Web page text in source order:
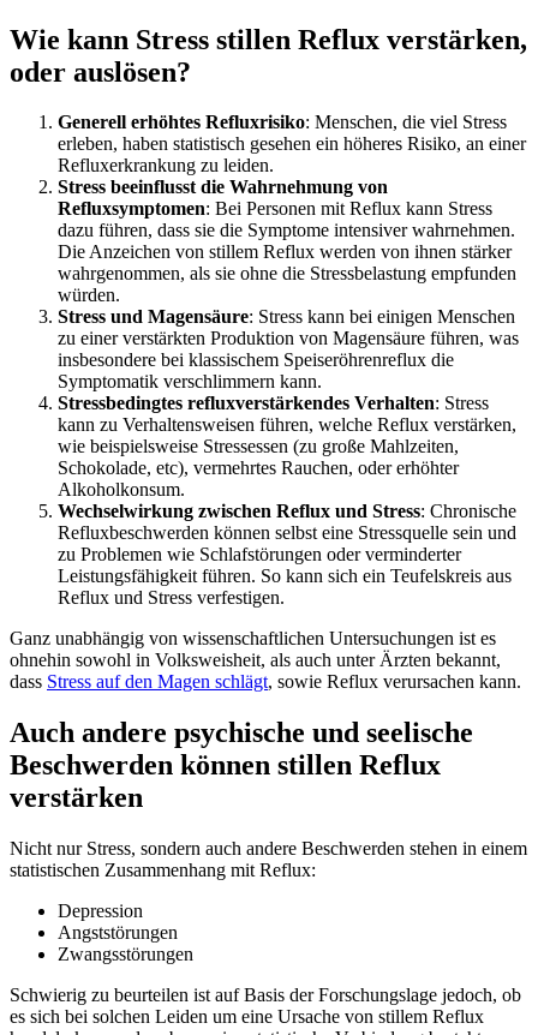
Wie kann Stress stillen Reflux verstärken,
oder auslösen?
Generell erhöhtes Refluxrisiko: Menschen, die viel Stress
erleben, haben statistisch gesehen ein höheres Risiko, an einer
Refluxerkrankung zu leiden.
Stress beeinflusst die Wahrnehmung von
Refluxsymptomen: Bei Personen mit Reflux kann Stress
dazu führen, dass sie die Symptome intensiver wahrnehmen.
Die Anzeichen von stillem Reflux werden von ihnen stärker
wahrgenommen, als sie ohne die Stressbelastung empfunden
würden.
Stress und Magensäure: Stress kann bei einigen Menschen
zu einer verstärkten Produktion von Magensäure führen, was
insbesondere bei klassischem Speiseröhrenreflux die
Symptomatik verschlimmern kann.
Stressbedingtes refluxverstärkendes Verhalten: Stress
kann zu Verhaltensweisen führen, welche Reflux verstärken,
wie beispielsweise Stressessen (zu große Mahlzeiten,
Schokolade, etc), vermehrtes Rauchen, oder erhöhter
Alkoholkonsum.
Wechselwirkung zwischen Reflux und Stress: Chronische
Refluxbeschwerden können selbst eine Stressquelle sein und
zu Problemen wie Schlafstörungen oder verminderter
Leistungsfähigkeit führen. So kann sich ein Teufelskreis aus
Reflux und Stress verfestigen.
Ganz unabhängig von wissenschaftlichen Untersuchungen ist es
ohnehin sowohl in Volksweisheit, als auch unter Ärzten bekannt,
dass Stress auf den Magen schlägt, sowie Reflux verursachen kann.
Auch andere psychische und seelische
Beschwerden können stillen Reflux
verstärken
Nicht nur Stress, sondern auch andere Beschwerden stehen in einem
statistischen Zusammenhang mit Reflux:
Depression
Angststörungen
Zwangsstörungen
Schwierig zu beurteilen ist auf Basis der Forschungslage jedoch, ob
es sich bei solchen Leiden um eine Ursache von stillem Reflux